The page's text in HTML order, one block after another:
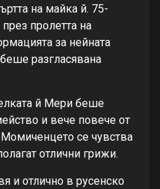
на майка й. 75-
пролетта на
за нейната
разгласявана
й Мери беше
и вече повече от
се чувства
отлични грижи.
и отлично в русенско